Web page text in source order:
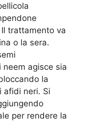
trattamento va
o la sera.
neem agisce sia
la
afidi neri. Si
per rendere la